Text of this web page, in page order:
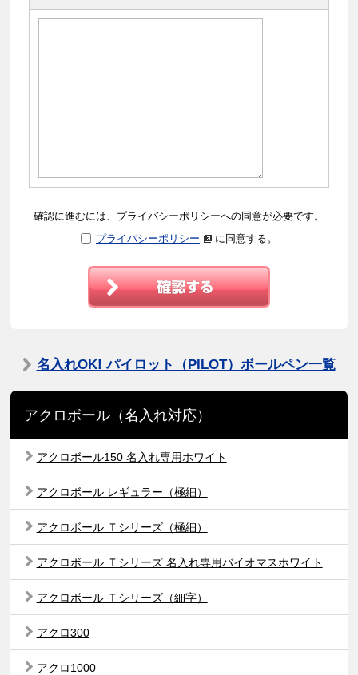
確認に進むには、プライバシーポリシーへの同意が必要です。
プライバシーポリシー
に同意する。
名入れOK! パイロット（PILOT）ボールペン一覧
アクロボール（名入れ対応）
アクロボール150 名入れ専用ホワイト
アクロボール レギュラー（極細）
アクロボール Ｔシリーズ（極細）
アクロボール Ｔシリーズ 名入れ専用バイオマスホワイト
アクロボール Ｔシリーズ（細字）
アクロ300
アクロ1000